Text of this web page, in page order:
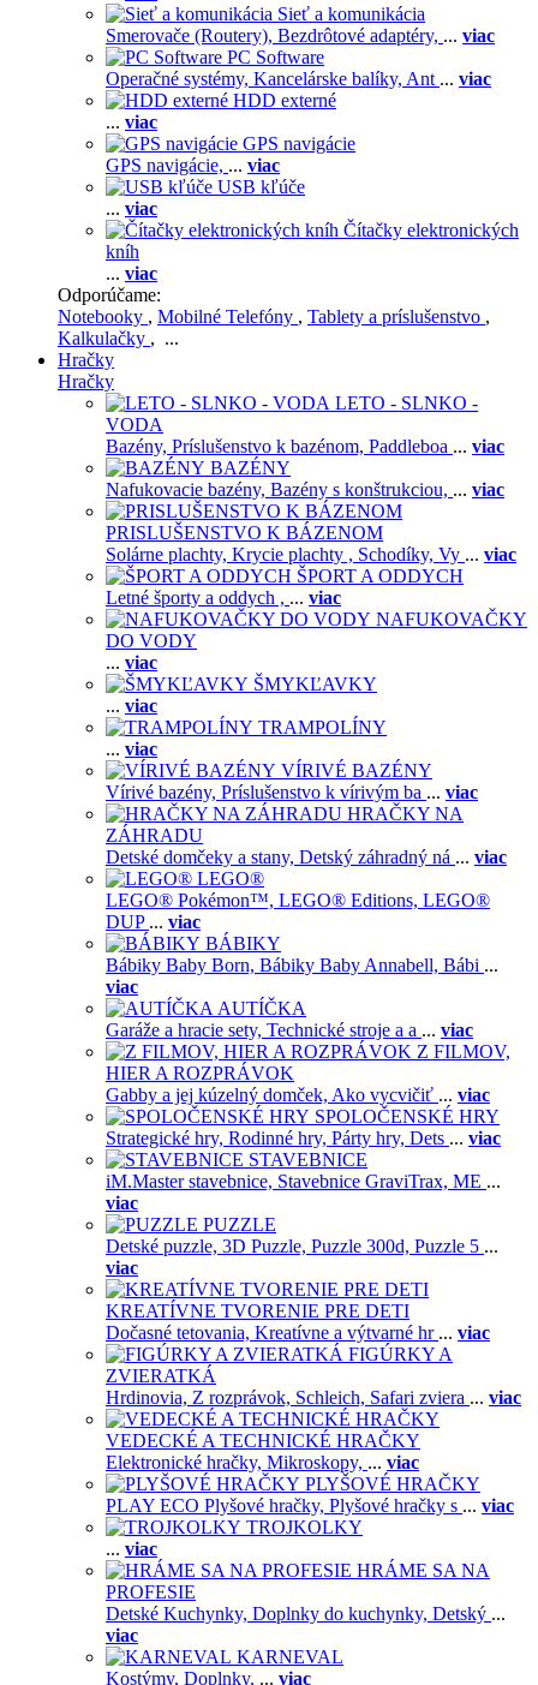
Sieť a komunikácia
Smerovače (Routery), Bezdrôtové adaptéry, ... viac
PC Software
Operačné systémy, Kancelárske balíky, Ant ... viac
HDD externé
... viac
GPS navigácie
GPS navigácie, ... viac
USB kľúče
... viac
Čítačky elektronických
kníh
... viac
Odporúčame:
Notebooky , Mobilné Telefóny , Tablety a príslušenstvo ,
Kalkulačky , ...
Hračky
Hračky
LETO - SLNKO -
VODA
Bazény, Príslušenstvo k bazénom, Paddleboa ... viac
BAZÉNY
Nafukovacie bazény, Bazény s konštrukciou, ... viac
PRISLUŠENSTVO K BÁZENOM
Solárne plachty, Krycie plachty , Schodíky, Vy ... viac
ŠPORT A ODDYCH
Letné športy a oddych , ... viac
NAFUKOVAČKY
DO VODY
... viac
ŠMYKĽAVKY
... viac
TRAMPOLÍNY
... viac
VÍRIVÉ BAZÉNY
Vírivé bazény, Príslušenstvo k vírivým ba ... viac
HRAČKY NA
ZÁHRADU
Detské domčeky a stany, Detský záhradný ná ... viac
LEGO®
LEGO® Pokémon™, LEGO® Editions, LEGO®
DUP ... viac
BÁBIKY
Bábiky Baby Born, Bábiky Baby Annabell, Bábi ...
viac
AUTÍČKA
Garáže a hracie sety, Technické stroje a a ... viac
Z FILMOV,
HIER A ROZPRÁVOK
Gabby a jej kúzelný domček, Ako vycvičiť ... viac
SPOLOČENSKÉ HRY
Strategické hry, Rodinné hry, Párty hry, Dets ... viac
STAVEBNICE
iM.Master stavebnice, Stavebnice GraviTrax, ME ...
viac
PUZZLE
Detské puzzle, 3D Puzzle, Puzzle 300d, Puzzle 5 ...
viac
KREATÍVNE TVORENIE PRE DETI
Dočasné tetovania, Kreatívne a výtvarné hr ... viac
FIGÚRKY A
ZVIERATKÁ
Hrdinovia, Z rozprávok, Schleich, Safari zviera ... viac
VEDECKÉ A TECHNICKÉ HRAČKY
Elektronické hračky, Mikroskopy, ... viac
PLYŠOVÉ HRAČKY
PLAY ECO Plyšové hračky, Plyšové hračky s ... viac
TROJKOLKY
... viac
HRÁME SA NA
PROFESIE
Detské Kuchynky, Doplnky do kuchynky, Detský ...
viac
KARNEVAL
Kostýmy, Doplnky, ... viac